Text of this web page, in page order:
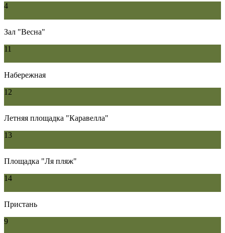
4
Зал "Весна"
11
Набережная
12
Летняя площадка "Каравелла"
13
Площадка "Ля пляж"
14
Пристань
9